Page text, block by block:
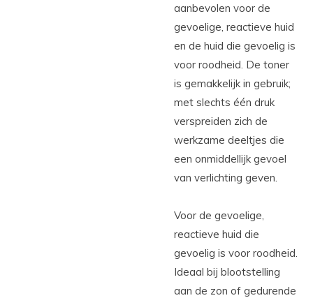
aanbevolen voor de
gevoelige, reactieve huid
en de huid die gevoelig is
voor roodheid. De toner
is gemakkelijk in gebruik;
met slechts één druk
verspreiden zich de
werkzame deeltjes die
een onmiddellijk gevoel
van verlichting geven.
Voor de gevoelige,
reactieve huid die
gevoelig is voor roodheid.
Ideaal bij blootstelling
aan de zon of gedurende